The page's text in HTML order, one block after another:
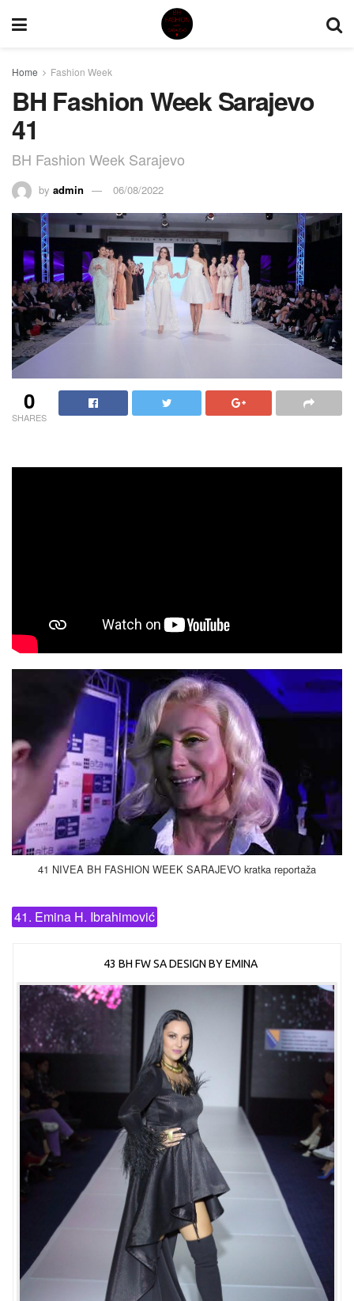
Home Fashion Week
BH Fashion Week Sarajevo
41
BH Fashion Week Sarajevo
by admin 06/08/2022
0
SHARES
41 NIVEA BH FASHION WEEK SARAJEVO kratka reportaža
41. Emina H. Ibrahimović
43 BH FW SA DESIGN BY EMINA